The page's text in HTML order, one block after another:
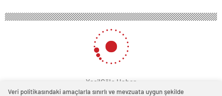
bilinmeyenler
YeşilGöle Haber
Veri politikasındaki amaçlarla sınırlı ve mevzuata uygun şekilde